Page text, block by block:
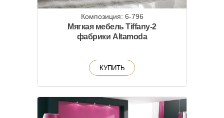
Композиция: 6-796
Мягкая мебель Tiffany-2
фабрики Altamoda
КУПИТЬ